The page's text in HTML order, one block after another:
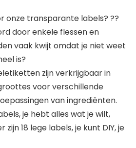
onze transparante labels? ??
door enkele flessen en
vaak kwijt omdat je niet weet
is?
zijn verkrijgbaar in
voor verschillende
van ingrediënten.
je hebt alles wat je wilt,
zijn 18 lege labels, je kunt DIY, je